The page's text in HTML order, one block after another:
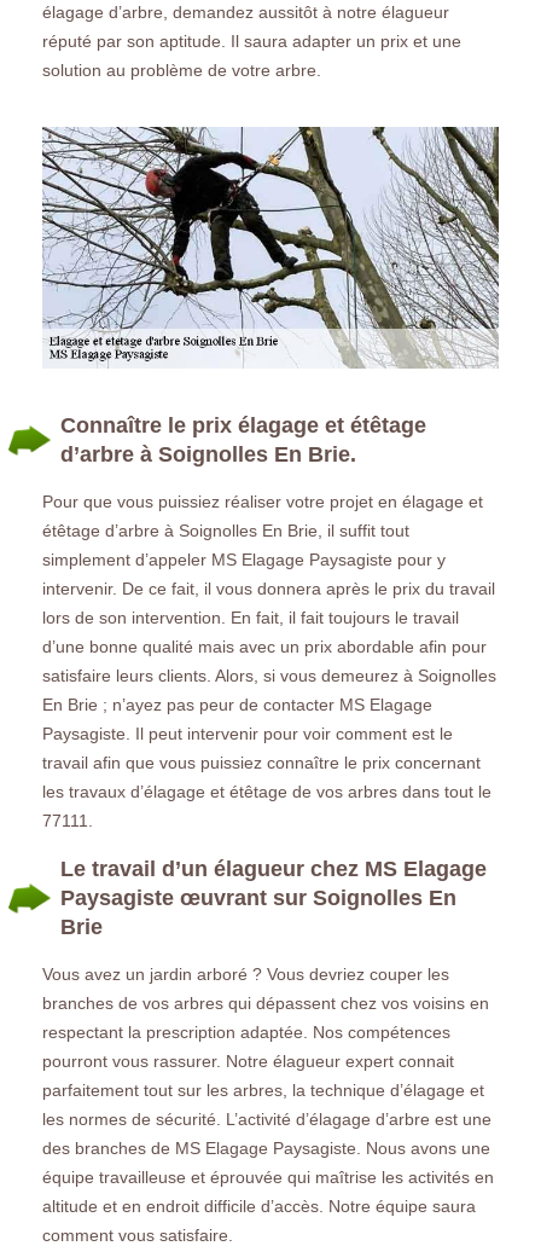
élagage d’arbre, demandez aussitôt à notre élagueur
réputé par son aptitude. Il saura adapter un prix et une
solution au problème de votre arbre.
Connaître le prix élagage et étêtage
d’arbre à Soignolles En Brie.
Pour que vous puissiez réaliser votre projet en élagage et
étêtage d’arbre à Soignolles En Brie, il suffit tout
simplement d’appeler MS Elagage Paysagiste pour y
intervenir. De ce fait, il vous donnera après le prix du travail
lors de son intervention. En fait, il fait toujours le travail
d’une bonne qualité mais avec un prix abordable afin pour
satisfaire leurs clients. Alors, si vous demeurez à Soignolles
En Brie ; n’ayez pas peur de contacter MS Elagage
Paysagiste. Il peut intervenir pour voir comment est le
travail afin que vous puissiez connaître le prix concernant
les travaux d’élagage et étêtage de vos arbres dans tout le
77111.
Le travail d’un élagueur chez MS Elagage
Paysagiste œuvrant sur Soignolles En
Brie
Vous avez un jardin arboré ? Vous devriez couper les
branches de vos arbres qui dépassent chez vos voisins en
respectant la prescription adaptée. Nos compétences
pourront vous rassurer. Notre élagueur expert connait
parfaitement tout sur les arbres, la technique d’élagage et
les normes de sécurité. L’activité d’élagage d’arbre est une
des branches de MS Elagage Paysagiste. Nous avons une
équipe travailleuse et éprouvée qui maîtrise les activités en
altitude et en endroit difficile d’accès. Notre équipe saura
comment vous satisfaire.